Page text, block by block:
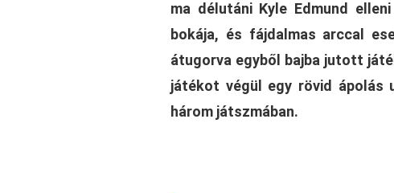
ma délutáni Kyle Edmund
bokája, és fájdalmas arccal
átugorva egyből bajba jutott
játékot végül egy rövid
három játszmában.